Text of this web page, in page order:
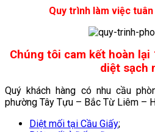
Quy trình làm việc
Chúng tôi cam kết hoàn lại
diệt sạch
Quý khách hàng có nhu cầu
phường Tây Tựu – Bắc Từ Liêm –
Diệt mối tại Cầu Giấy;